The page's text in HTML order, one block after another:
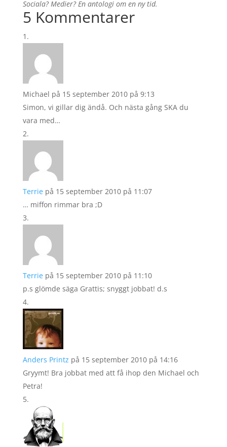
Sociala? Medier? En antologi om en ny tid.
5 Kommentarer
Michael på 15 september 2010 på 9:13
Simon, vi gillar dig ändå. Och nästa gång SKA du
vara med…
Terrie på 15 september 2010 på 11:07
… miffon rimmar bra ;D
Terrie på 15 september 2010 på 11:10
p.s glömde säga Grattis; snyggt jobbat! d.s
Anders Printz på 15 september 2010 på 14:16
Gryymt! Bra jobbat med att få ihop den Michael och
Petra!